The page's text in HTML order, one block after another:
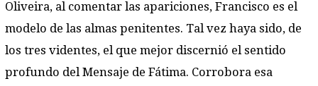
Oliveira, al comentar las apariciones, Francisco es el
modelo de las almas penitentes. Tal vez haya sido, de
los tres videntes, el que mejor discernió el sentido
profundo del Mensaje de Fátima. Corrobora esa